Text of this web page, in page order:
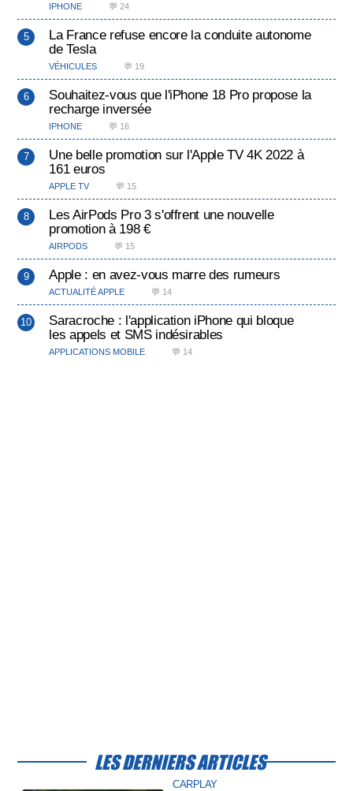
IPHONE 💬 24
La France refuse encore la conduite autonome
de Tesla
VÉHICULES 💬 19
Souhaitez-vous que l'iPhone 18 Pro propose la
recharge inversée
IPHONE 💬 16
Une belle promotion sur l'Apple TV 4K 2022 à
161 euros
APPLE TV 💬 15
Les AirPods Pro 3 s'offrent une nouvelle
promotion à 198 €
AIRPODS 💬 15
Apple : en avez-vous marre des rumeurs
ACTUALITÉ APPLE 💬 14
Saracroche : l'application iPhone qui bloque
les appels et SMS indésirables
APPLICATIONS MOBILE 💬 14
LES DERNIERS ARTICLES
CARPLAY